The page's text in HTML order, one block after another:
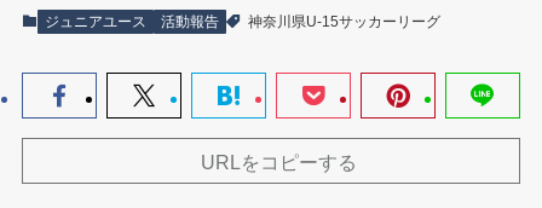
ジュニアユース 活動報告 神奈川県U-15サッカーリーグ
URLをコピーする